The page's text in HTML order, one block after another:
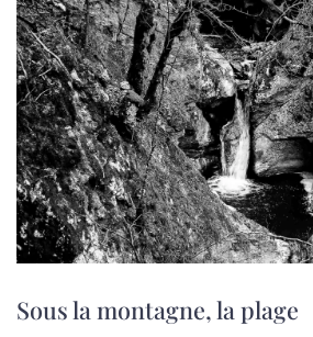
Sous la montagne, la plage